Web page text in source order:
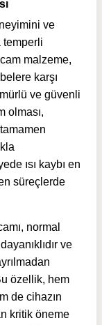
ve
temperli
malzeme,
karşı
ve güvenli
olması,
ısı kaybı en
süreçlerde
normal
ve
özellik, hem
de cihazın
kritik öneme